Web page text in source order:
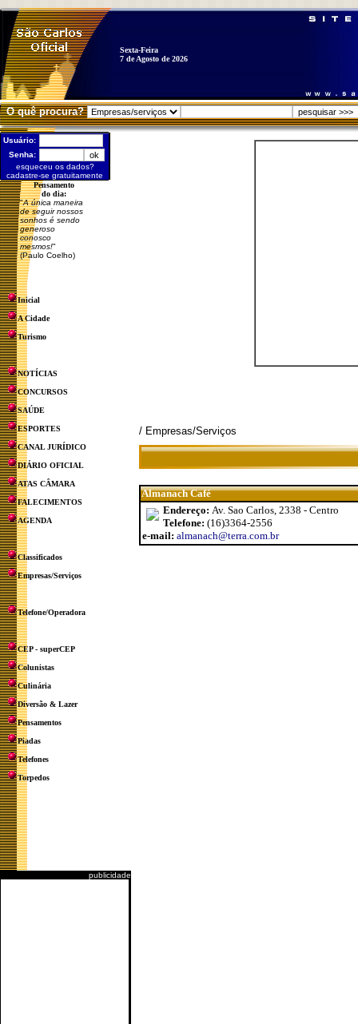
Sexta-Feira
7 de Agosto de 2026
O quê procura?
Usuário:
Senha:
esqueceu os dados?
cadastre-se gratuitamente
Pensamento
do dia:
"A única maneira
de seguir nossos
sonhos é sendo
generoso
conosco
mesmos!"
(Paulo Coelho)
Inicial
A Cidade
Turismo
NOTÍCIAS
CONCURSOS
SAÚDE
ESPORTES
CANAL JURÍDICO
DIÁRIO OFICIAL
ATAS CÂMARA
FALECIMENTOS
AGENDA
Classificados
Empresas/Serviços
Telefone/Operadora
CEP - superCEP
Colunistas
Culinária
Diversão & Lazer
Pensamentos
Piadas
Telefones
Torpedos
publicidade
/ Empresas/Serviços
Almanach Café
Endereço: Av. Sao Carlos, 2338 - Centro
Telefone: (16)3364-2556
e-mail: almanach@terra.com.br